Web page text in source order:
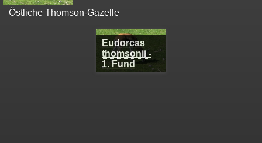
Östliche Thomson-Gazelle
Eudorcas
thomsonii -
1. Fund